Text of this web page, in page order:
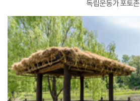
독립운동가 포토존